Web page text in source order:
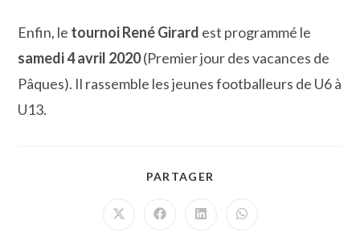
Enfin, le tournoi René Girard est programmé le
samedi 4 avril 2020(Premier jour des vacances de
Pâques). Il rassemble les jeunes footballeurs de U6 à
U13.
PARTAGER
Ouvrir
Ouvrir
Ouvrir
Ouvrir